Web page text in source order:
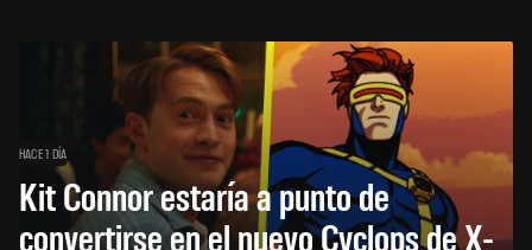
HACE 1 DÍA
Kit Connor estaría a punto de
convertirse en el nuevo Cyclops de X-